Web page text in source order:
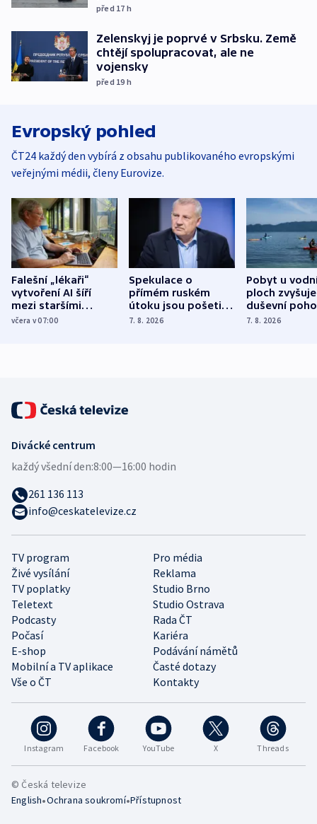
před 17 h
Zelenskyj je poprvé v Srbsku. Země
chtějí spolupracovat, ale ne
vojensky
před 19 h
Evropský pohled
ČT24 každý den vybírá z obsahu publikovaného evropskými
veřejnými médii, členy Eurovize.
Falešní „lékaři“
vytvoření AI šíří
mezi staršími
Poláky nebezpečné
včera v 07:00
Spekulace o
přímém ruském
útoku jsou pošetilé,
míní estonský
7. 8. 2026
Pobyt u
ploch zvyšuje
duševní
ukázala
7. 8. 2026
Instagram Facebook YouTube X Threads
TV program
Pro média
Živé vysílání
Reklama
TV poplatky
Studio Brno
Teletext
Studio Ostrava
Podcasty
Rada ČT
Počasí
Kariéra
E-shop
Podávání námětů
Mobilní a TV aplikace
Časté dotazy
Vše o ČT
Kontakty
Divácké centrum
každý všední den:8:00—16:00 hodin
261 136 113
info@ceskatelevize.cz
© Česká televize
English•Ochrana soukromí•Přístupnost